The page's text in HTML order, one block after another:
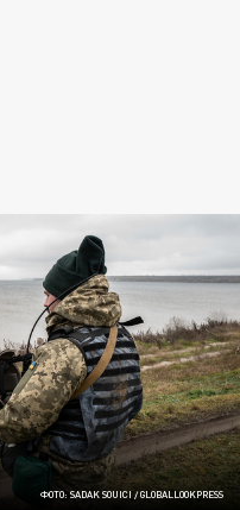
ФОТО: SADAK SOUICI / GLOBALLOOKPRESS